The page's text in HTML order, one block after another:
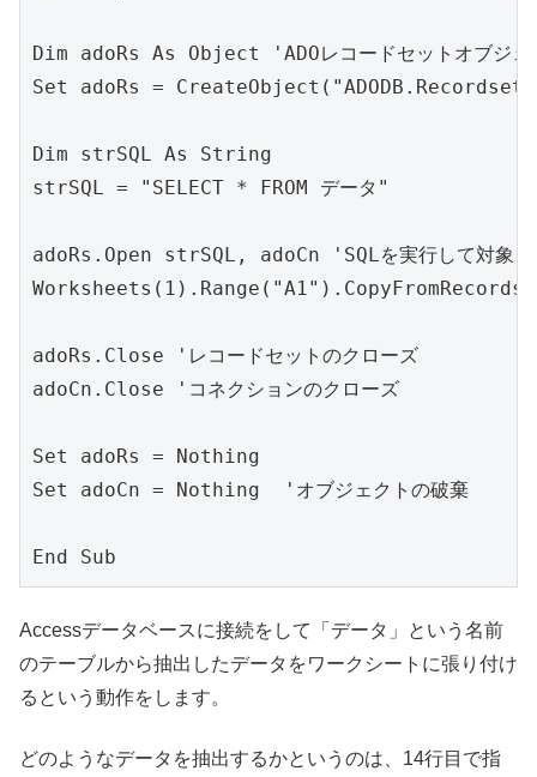
Dim adoRs As Object 'ADOレコードセットオブジェ
Set adoRs = CreateObject("ADODB.Recordset")
Dim strSQL As String
strSQL = "SELECT * FROM データ"
adoRs.Open strSQL, adoCn 'SQLを実行して対象
adoRs.Close 'レコードセットのクローズ
adoCn.Close 'コネクションのクローズ
Set adoRs = Nothing
Set adoCn = Nothing  'オブジェクトの破棄
Accessデータベースに接続をして「データ」という名前
のテーブルから抽出したデータをワークシートに張り付け
るという動作をします。
どのようなデータを抽出するかというのは、14行目で指